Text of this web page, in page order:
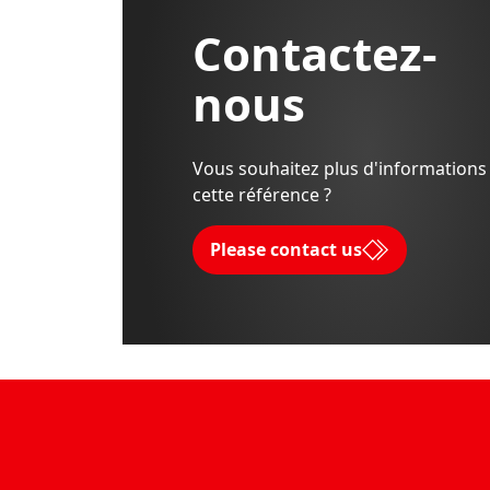
Contactez-
nous
Vous souhaitez plus
cette référence ?
Please contact us